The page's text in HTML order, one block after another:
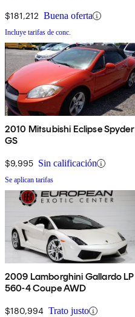
$181,212 Buena oferta
Incluye tarifas de conc.
2010 Mitsubishi Eclipse Spyder
GS
$9,995 Sin calificación
Se aplican tarifas
2009 Lamborghini Gallardo LP
560-4 Coupe AWD
$180,994 Trato justo